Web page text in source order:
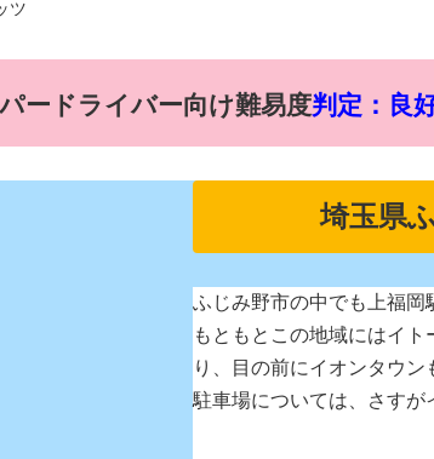
ツ
ードライバー向け難易度判定：良
埼玉県
ふじみ野市の中でも上福岡
もともとこの地域にはイ
り、目の前にイオンタウン
駐車場については、さすが